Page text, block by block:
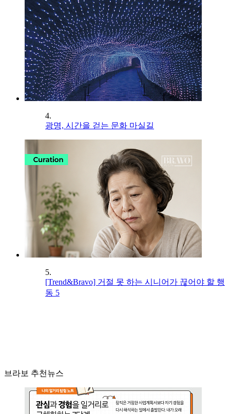
4.
광명, 시간을 걷는 문화 마실길
5.
[Trend&Bravo] 거절 못 하는 시니어가 끊어야 할 행
동 5
브라보 추천뉴스